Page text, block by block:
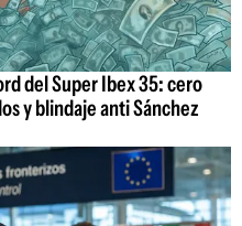
del Super Ibex 35: cero
y blindaje anti Sánchez